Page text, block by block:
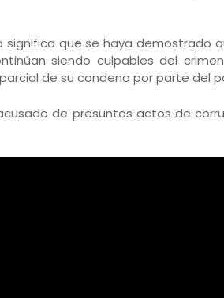
que se haya demostrado
siendo culpables del
de su condena por parte del
de presuntos actos de